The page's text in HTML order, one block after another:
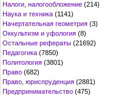
Налоги, налогообложение (214)
Наука и техника (1141)
Начертательная геометрия (3)
Оккультизм и уфология (8)
Остальные рефераты (21692)
Педагогика (7850)
Политология (3801)
Право (682)
Право, юриспруденция (2881)
Предпринимательство (475)